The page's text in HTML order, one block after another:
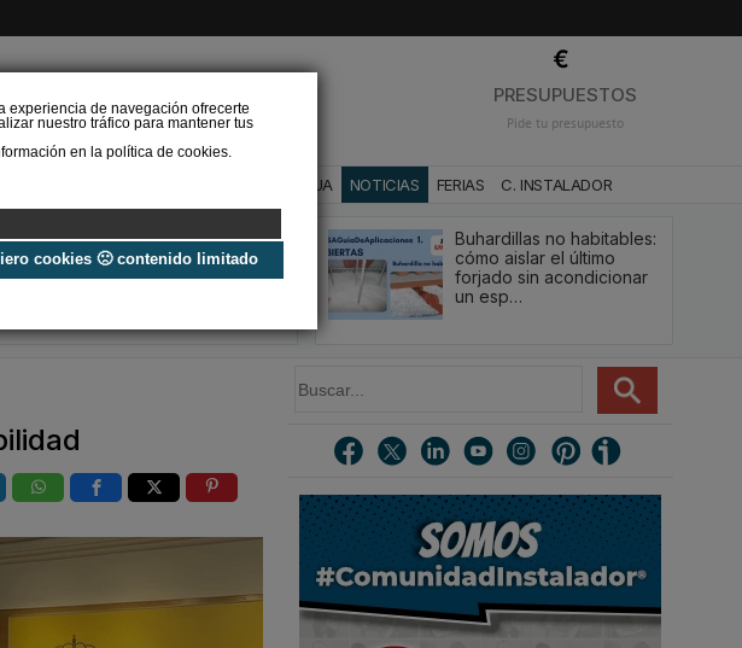
experiencia de navegación ofrecerte
nuestro tráfico para mantener tus
en la política de cookies.
cookies 🙁 contenido limitado
PRESUPUESTOS
Pide tu presupuesto
BAÑO Y AGUA NOTICIAS FERIAS C. INSTALADOR
Verifactu en
climatización: qué le va a
exigir la ley a tu
Buhardillas no habitables:
cómo aislar el último
forjado sin acondicionar
un esp…
u
r